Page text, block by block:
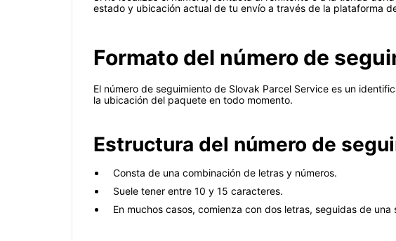
estado y ubicación actual de tu envío a través de la plataforma
Formato del número de
El número de seguimiento de Slovak Parcel Service es un
la ubicación del paquete en todo momento.
Estructura del número de
Consta de una combinación de letras y números.
Suele tener entre 10 y 15 caracteres.
En muchos casos, comienza con dos letras, seguidas de una